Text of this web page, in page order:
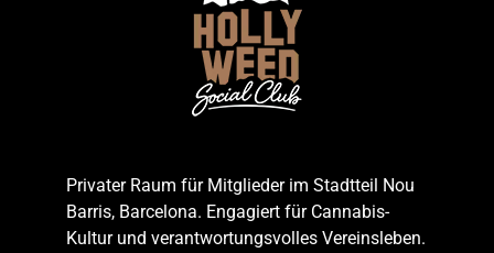
Privater Raum für Mitglieder im Stadtteil Nou
Barris, Barcelona. Engagiert für Cannabis-
Kultur und verantwortungsvolles Vereinsleben.